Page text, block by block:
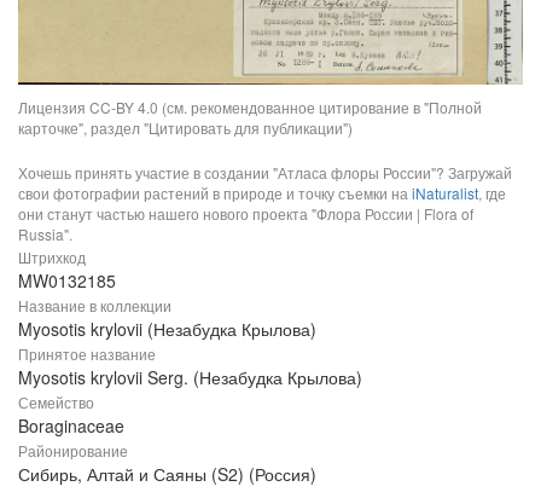
Лицензия CC-BY 4.0 (см. рекомендованное цитирование в "Полной
карточке", раздел "Цитировать для публикации")
Хочешь принять участие в создании "Атласа флоры России"? Загружай
свои фотографии растений в природе и точку съемки на iNaturalist, где
они станут частью нашего нового проекта "Флора России | Flora of
Russia".
Штрихкод
MW0132185
Название в коллекции
Myosotis krylovii (Незабудка Крылова)
Принятое название
Myosotis krylovii Serg. (Незабудка Крылова)
Семейство
Boraginaceae
Районирование
Сибирь, Алтай и Саяны (S2) (Россия)